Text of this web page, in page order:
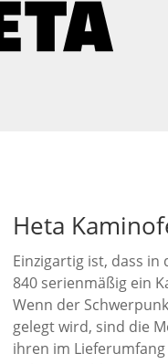
Heta
Einzigartig ist, dass in
840 serienmäßig ein
Wenn der
gelegt wird, sind die
ihren im